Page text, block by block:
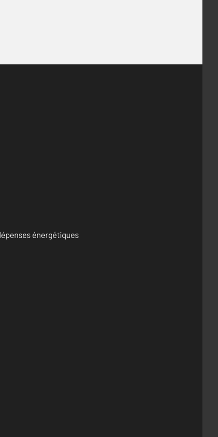
énergétiques